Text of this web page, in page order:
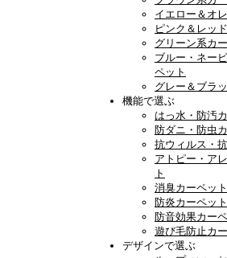
イエロー＆オ
ピンク＆レッ
グリーン系カ
ブルー・ネー
ペット
グレー＆ブラ
機能で選ぶ
はっ水・防汚
防ダニ・防虫
抗ウィルス・
アトピー・ア
ト
消臭カーペット
防炎カーペット
防音効果カー
遊び毛防止カ
デザインで選ぶ